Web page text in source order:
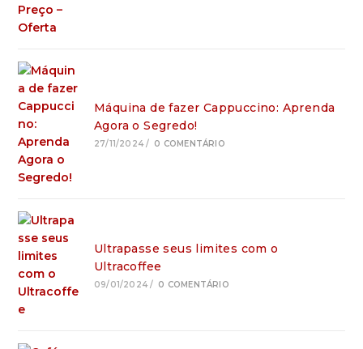
Máquina de fazer Cappuccino: Aprenda
Agora o Segredo!
27/11/2024 / 0 COMENTÁRIO
Ultrapasse seus limites com o
Ultracoffee
09/01/2024 / 0 COMENTÁRIO